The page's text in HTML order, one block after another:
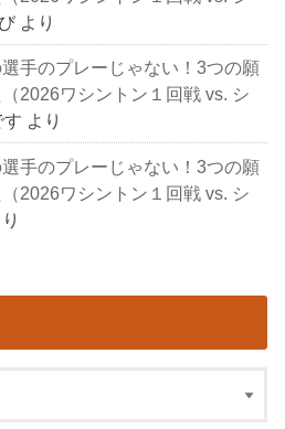
より
選手のプレーじゃない！3つの願
2026ワシントン１回戦 vs. シ
す より
選手のプレーじゃない！3つの願
2026ワシントン１回戦 vs. シ